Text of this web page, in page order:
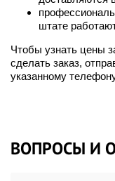
штате
Чтобы узнать цены
сделать заказ,
указанному
ВОПРОСЫ И